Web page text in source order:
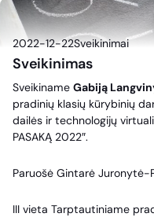
2022-12-22Sveikinimai
Sveikinimas
Sveikiname Gabiją
pradinių klasių kūrybinių
dailės ir technologijų
PASAKĄ 2022″.
Paruošė Gintarė Juronytė-
III vieta Tarptautiniame